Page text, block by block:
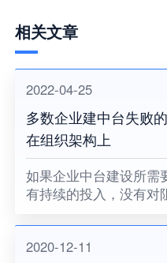
相关文章
2022-04-25
多数企业建中台失败
在组织架构上
如果企业中台建设所需
有持续的投入，没有对
业中台将很难健康地成
2020-12-11